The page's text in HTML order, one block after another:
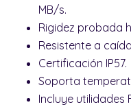
MB/s.
Rigidez probada
Resistente a
Certificación IP57.
Soporta
Incluye utilidades